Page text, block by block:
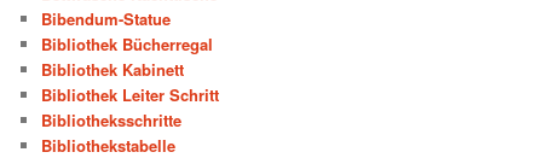
Bibendum-Statue
Bibliothek Bücherregal
Bibliothek Kabinett
Bibliothek Leiter Schritt
Bibliotheksschritte
Bibliothekstabelle